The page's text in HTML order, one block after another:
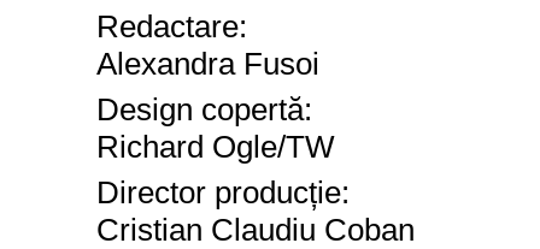
Redactare:
Alexandra Fusoi
Design copertă:
Richard Ogle/TW
Director producție:
Cristian Claudiu Coban